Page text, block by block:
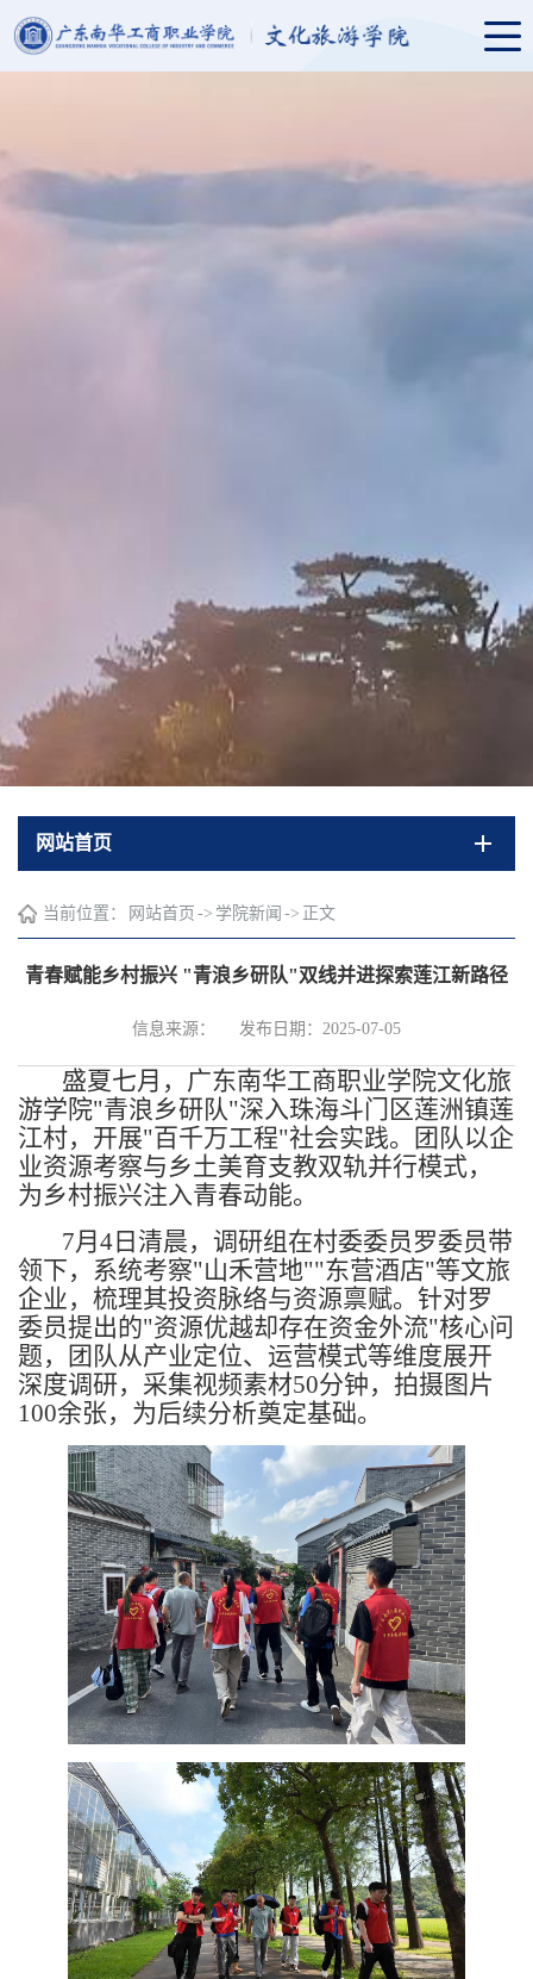
网站首页
当前位置： 网站首页 -> 学院新闻 -> 正文
青春赋能乡村振兴 "青浪乡研队"双线并进探索莲江新路径
信息来源： 发布日期：2025-07-05
盛夏七月，广东南华工商职业学院文化旅
游学院"青浪乡研队"深入珠海斗门区莲洲镇莲
江村，开展"百千万工程"社会实践。团队以企
业资源考察与乡土美育支教双轨并行模式，
为乡村振兴注入青春动能。
7月4日清晨，调研组在村委委员罗委员带
领下，系统考察"山禾营地""东营酒店"等文旅
企业，梳理其投资脉络与资源禀赋。针对罗
委员提出的"资源优越却存在资金外流"核心问
题，团队从产业定位、运营模式等维度展开
深度调研，采集视频素材50分钟，拍摄图片
100余张，为后续分析奠定基础。